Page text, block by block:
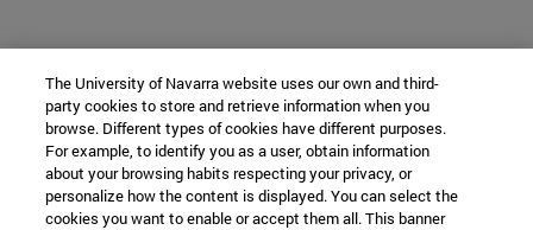
The University of Navarra website uses our own and third-
party cookies to store and retrieve information when you
browse. Different types of cookies have different purposes.
For example, to identify you as a user, obtain information
about your browsing habits respecting your privacy, or
personalize how the content is displayed. You can select the
cookies you want to enable or accept them all. This banner